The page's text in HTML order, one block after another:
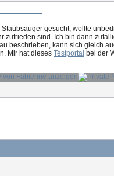
gesucht, wollte
zufrieden sind. Ich bin dann
beschrieben, kann sich gleich
Mir hat dieses Testportal bei der